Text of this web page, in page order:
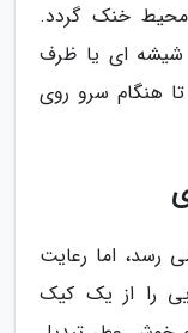
محیط خنک گردد.
ای یا ظرف
هنگام سرو روی
رسد، اما رعایت
را از یک کیک